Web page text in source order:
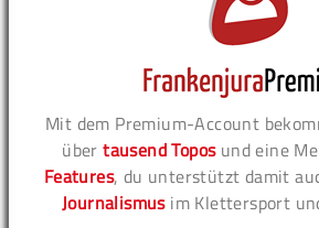
Mit dem Premium-Account
übertausend Toposund eine
Features, du unterstützt damit
Journalismusim Klettersport